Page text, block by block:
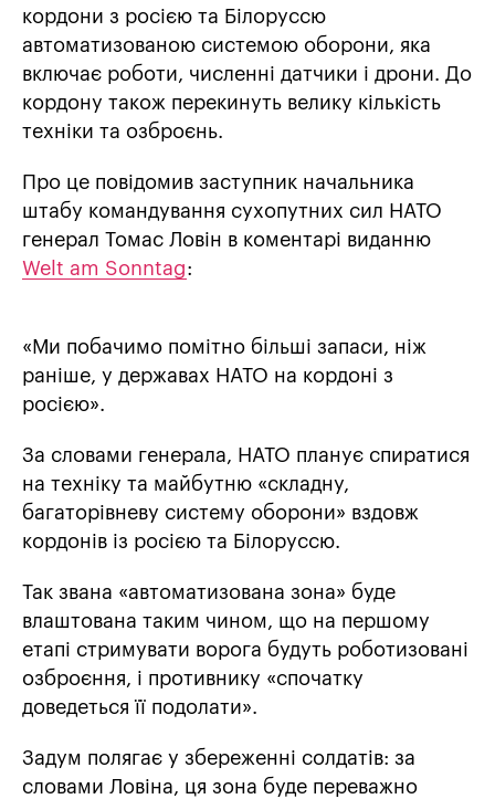
кордони з росією та Білоруссю
автоматизованою системою оборони, яка
включає роботи, численні датчики і дрони. До
кордону також перекинуть велику кількість
техніки та озброєнь.
Про це повідомив заступник начальника
штабу командування сухопутних сил НАТО
генерал Томас Ловін в коментарі виданню
Welt am Sonntag:
«Ми побачимо помітно більші запаси, ніж
раніше, у державах НАТО на кордоні з
росією».
За словами генерала, НАТО планує спиратися
на техніку та майбутню «складну,
багаторівневу систему оборони» вздовж
кордонів із росією та Білоруссю.
Так звана «автоматизована зона» буде
влаштована таким чином, що на першому
етапі стримувати ворога будуть роботизовані
озброєння, і противнику «спочатку
доведеться її подолати».
Задум полягає у збереженні солдатів: за
словами Ловіна, ця зона буде переважно